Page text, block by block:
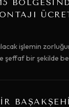
işlemin
şeffaf bir şekilde